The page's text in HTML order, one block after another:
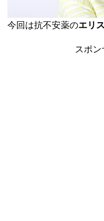
今回は抗不安薬のエリ
スポ